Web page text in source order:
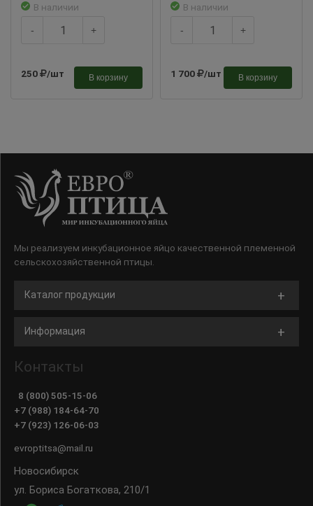
В наличии
- +
250 /шт В корзину
В наличии
- +
1 700 /шт В корзину
Мы реализуем инкубационное яйцо качественной племенной
сельскохозяйственной птицы.
Каталог продукции
Информация
Контакты
8 (800) 505-15-06
+7 (988) 184-64-70
+7 (923) 126-06-03
evroptitsa@mail.ru
Новосибирск
ул. Бориса Богаткова, 210/1